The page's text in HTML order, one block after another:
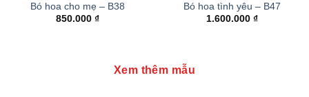
Bó hoa cho mẹ – B38
850.000 ₫
Bó hoa tình yêu – B47
1.600.000 ₫
Xem thêm mẫu